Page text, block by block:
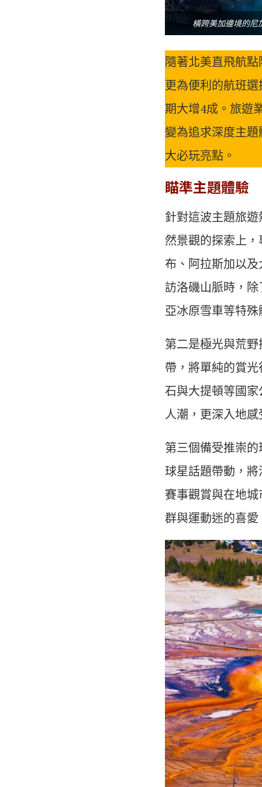
橫跨美加邊境的尼
隨著北美直飛航
更為便利的航班
期大增4成。旅遊
變為追求深度主
大必玩亮點。
瞄準主題體驗
針對這波主題旅
然景觀的探索上
布、阿拉斯加以
訪洛磯山脈時，
亞冰原雪車等特
第二是極光與荒
帶，將單純的賞
石與大提頓等國
人潮，更深入地
第三個備受推崇
球星話題帶動，
賽事觀賞與在地
群與運動迷的喜